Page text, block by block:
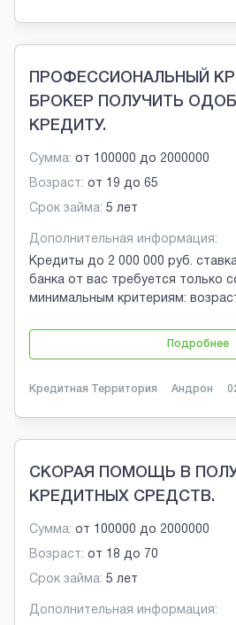
ПРОФЕССИОНАЛЬНЫЙ
БРОКЕР ПОЛУЧИТЬ
КРЕДИТУ.
Сумма: от 100000 до 2000000
Возраст: от 19 до 65
Срок займа: 5 лет
Дополнительная информация:
Кредиты до 2 000 000 руб.
банка от вас требуется только
минимальным критериям:
Подробнее
Кредитная Территория Андрон
СКОРАЯ ПОМОЩЬ В
КРЕДИТНЫХ СРЕДСТВ.
Сумма: от 100000 до 2000000
Возраст: от 18 до 70
Срок займа: 5 лет
Дополнительная информация: